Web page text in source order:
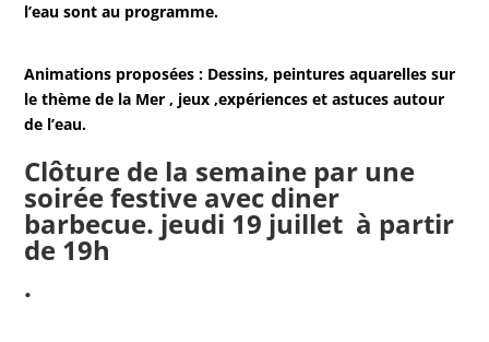
l’eau sont au programme.
Animations proposées : Dessins, peintures aquarelles sur
le thème de la Mer , jeux ,expériences et astuces autour
de l’eau.
Clôture de la semaine par une
soirée festive avec diner
barbecue. jeudi 19 juillet à partir
de 19h
.